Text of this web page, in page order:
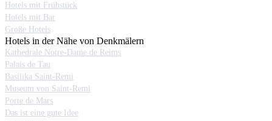
Hotels mit Frühstück
Hotels mit Bar
Große Hotels
Hotels in der Nähe von Denkmälern
Kathedrale Notre-Dame de Reims
Palais de Tau
Basilika Saint-Remi
Museum von Saint-Remi
Porte de Mars
Das ist eine gute Idee